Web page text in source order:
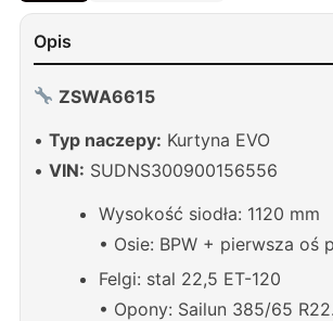
Opis
ZSWA6615
• Typ naczepy: Kurtyna EVO
• VIN: SUDNS300900156556
Wysokość siodła: 1120 mm
• Osie: BPW + pierwsza oś
Felgi: stal 22,5 ET-120
• Opony: Sailun 385/65